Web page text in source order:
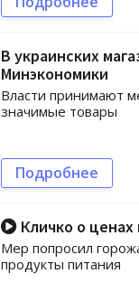
В украинских
Минэкономики
Власти принимают
значимые товары
Подробнее
Кличко о
Мер попросил
продукты питания